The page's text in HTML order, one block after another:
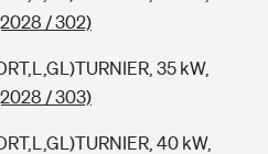
/ 302)
35 kW,
/ 303)
40 kW,